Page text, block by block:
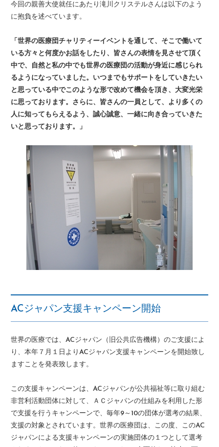
今回の親善大使就任にあたり滝川クリステルさんは以下のよう
に抱負を述べています。
「世界の医療団チャリティーイベントを通して、そこで働いて
いる方々と何度かお話をしたり、皆さんの表情を見させて頂く
中で、自然と私の中でも世界の医療団の活動が身近に感じられ
るようになっていました。いつまでもサポートをしていきたい
と思っている中でこのような形で改めて機会を頂き、大変光栄
に思っております。さらに、皆さんの一員として、より多くの
人に知ってもらえるよう、誠心誠意、一緒に向き合っていきた
いと思っております。」
ACジャパン支援キャンペーン開始
世界の医療では、ACジャパン（旧公共広告機構）のご支援によ
り、本年７月１日よりACジャパン支援キャンペーンを開始致し
ますことを発表致します。
この支援キャンペーンは、ACジャパンが公共福祉等に取り組む
非営利活動団体に対して、ＡＣジャパンの仕組みを利用した形
で支援を行うキャンペーンで、毎年9～10の団体が選考の結果、
支援の対象とされています。世界の医療団は、この度、このAC
ジャパンによる支援キャンペーンの実施団体の１つとして選考